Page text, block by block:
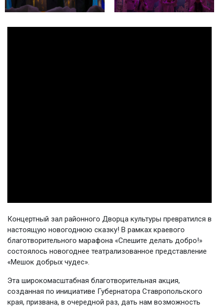
Концертный зал районного Дворца культуры превратился в
настоящую новогоднюю сказку! В рамках краевого
благотворительного марафона «Спешите делать добро!»
состоялось новогоднее театрализованное представление
«Мешок добрых чудес».
Эта широкомасштабная благотворительная акция,
созданная по инициативе Губернатора Ставропольского
края, призвана, в очередной раз, дать нам возможность